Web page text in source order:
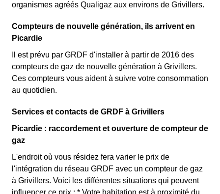
organismes agréés Qualigaz aux environs de Grivillers.
Compteurs de nouvelle génération, ils arrivent en
Picardie
Il est prévu par GRDF d'installer à partir de 2016 des
compteurs de gaz de nouvelle génération à Grivillers.
Ces compteurs vous aident à suivre votre consommation
au quotidien.
Services et contacts de GRDF à Grivillers
Picardie : raccordement et ouverture de compteur de
gaz
L'endroit où vous résidez fera varier le prix de
l'intégration du réseau GRDF avec un compteur de gaz
à Grivillers. Voici les différentes situations qui peuvent
influencer ce prix : * Votre habitation est à proximité du